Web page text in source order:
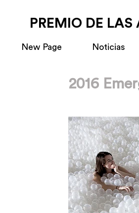
PREMIO DE
New Page Noticias
2016